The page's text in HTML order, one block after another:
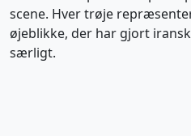
scene. Hver trøje
øjeblikke, der har gjort
særligt.